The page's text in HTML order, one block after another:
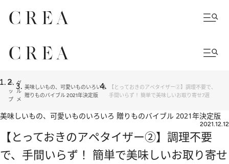
ト
ッ
プ
グ
ル
メ
美味しいもの、可愛いものいろいろ
贈りものバイブル 2021年決定版
【とっておきのアペタイザー②】調理不要で、
手間いらず！ 簡単で美味しいお取り寄せ7選
美味しいもの、可愛いものいろいろ 贈りものバイブル 2021年決定版
2021.12.12
【とっておきのアペタイザー②】調理不要
で、手間いらず！ 簡単で美味しいお取り寄せ